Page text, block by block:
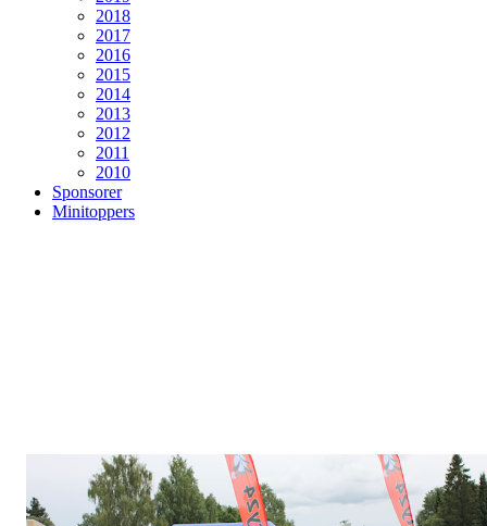
2018
2017
2016
2015
2014
2013
2012
2011
2010
Sponsorer
Minitoppers